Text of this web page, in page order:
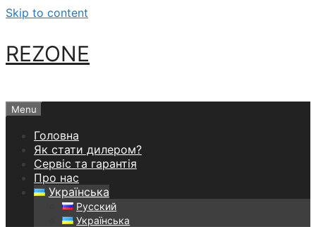
Skip to content
REZONE
Menu
Головна
Як стати дилером?
Сервіс та гарантія
Про нас
Українська
Русский
Українська